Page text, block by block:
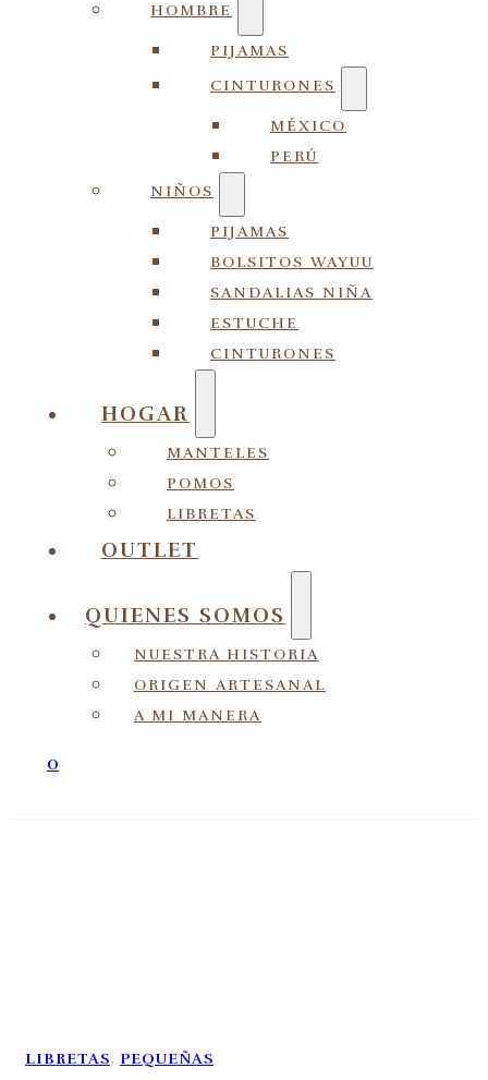
HOMBRE
PIJAMAS
CINTURONES
MÉXICO
PERÚ
NIÑOS
PIJAMAS
BOLSITOS WAYUU
SANDALIAS NIÑA
ESTUCHE
CINTURONES
HOGAR
MANTELES
POMOS
LIBRETAS
OUTLET
QUIENES SOMOS
NUESTRA HISTORIA
ORIGEN ARTESANAL
A MI MANERA
0
LIBRETAS, PEQUEÑAS